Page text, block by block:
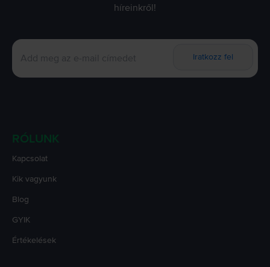
híreinkről!
Iratkozz fel
RÓLUNK
Kapcsolat
Kik vagyunk
Blog
GYIK
Értékelések